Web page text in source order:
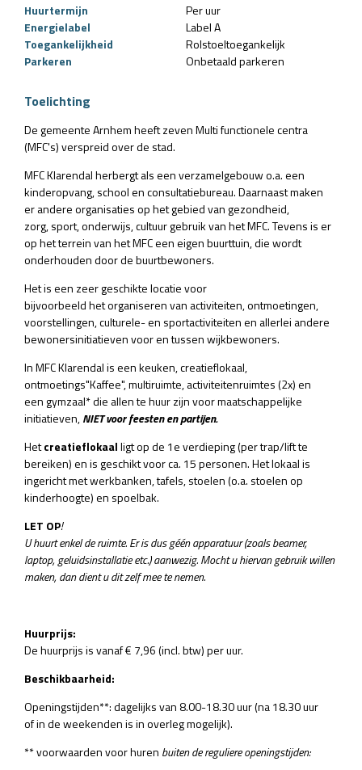
Huurtermijn
Per uur
Energielabel
Label A
Toegankelijkheid
Rolstoeltoegankelijk
Parkeren
Onbetaald parkeren
Toelichting
De gemeente Arnhem heeft zeven Multi functionele centra
(MFC's) verspreid over de stad.
MFC Klarendal herbergt als een verzamelgebouw o.a. een
kinderopvang, school en consultatiebureau. Daarnaast maken
er andere organisaties op het gebied van gezondheid,
zorg, sport, onderwijs, cultuur gebruik van het MFC. Tevens is er
op het terrein van het MFC eeneigen buurttuin, die wordt
onderhouden door de buurtbewoners.
Het is een zeer geschikte locatie voor
bijvoorbeeld het organiseren van activiteiten, ontmoetingen,
voorstellingen, culturele- en sportactiviteiten en allerlei andere
bewonersinitiatieven voor en tussen wijkbewoners.
In MFC Klarendal is een keuken, creatieflokaal,
ontmoetings"Kaffee", multiruimte, activiteitenruimtes (2x) en
een gymzaal* die allen te huur zijn voor maatschappelijke
initiatieven,NIET voor feesten en partijen.
Hetcreatieflokaalligt op de 1e verdieping (per trap/lift te
bereiken) en is geschikt voor ca. 15 personen. Het lokaal is
ingericht met werkbanken, tafels, stoelen (o.a. stoelen op
kinderhoogte) en spoelbak.
LET OP!
U huurt enkel de ruimte. Er is dus géén apparatuur (zoals beamer,
laptop, geluidsinstallatie etc.) aanwezig. Mocht u hiervan gebruik willen
maken, dan dient u dit zelf mee te nemen.
Huurprijs:
De huurprijs is vanaf € 7,96 (incl. btw) per uur.
Beschikbaarheid:
Openingstijden**: dagelijks van 8.00-18.30 uur (na 18.30 uur
of in de weekenden is in overleg mogelijk).
** voorwaarden voor huren buiten de reguliere openingstijden: